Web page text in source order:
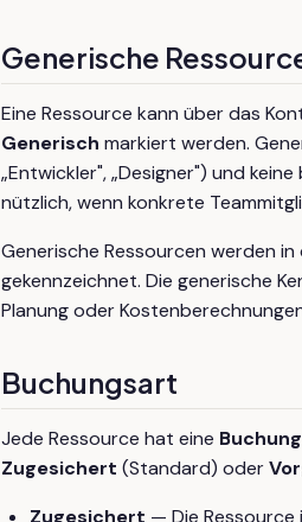
Generische
Eine Ressource kann über das
Generisch markiert werden.
„Entwickler", „Designer") und
nützlich, wenn konkrete
Generische Ressourcen werden
gekennzeichnet. Die generische
Planung oder
Buchungsart
Jede Ressource hat eine
Zugesichert (Standard) oder
Zugesichert — Die